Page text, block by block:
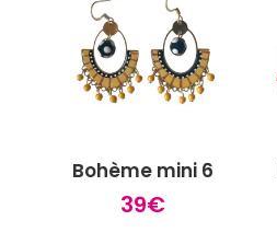
Bohème mini 6
39€